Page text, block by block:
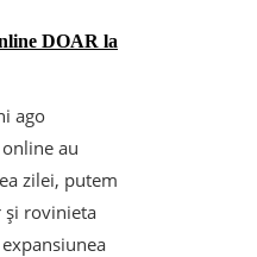
DOAR la
ago
au
zilei, putem
și rovinieta